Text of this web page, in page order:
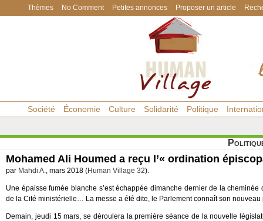
Thèmes No Comment Petites annonces Proposer un article
Société Économie Culture Solidarité Politique
Mohamed Ali Houmed a reçu l’« ordination
par Mahdi A., mars 2018 (Human Village 32).
Une épaisse fumée blanche s’est échappée dimanche dernier de la
de la Cité ministérielle… La messe a été dite, le Parlement connaît son nouveau
Demain, jeudi 15 mars, se déroulera la première séance de la nouvelle